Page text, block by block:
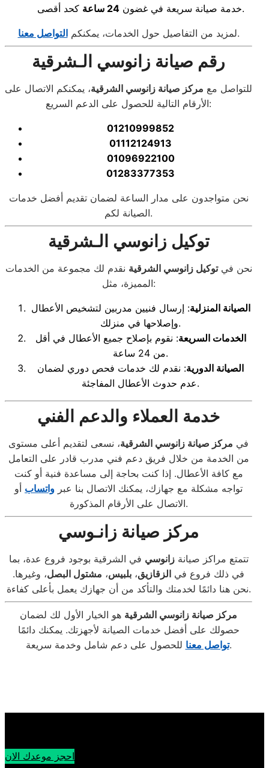
خدمة صيانة سريعة في غضون24 ساعة كحد أقصى.
لمزيد من التفاصيل حول الخدمات، يمكنكمالتواصل معنا .
رقم صيانة زانوسي الـشرقية
للتواصل مع مركز صيانة زانوسي الشرقية، يمكنكم الاتصال على
الأرقام التالية للحصول على الدعم السريع:
01210999852
01112124913
01096922100
01283377353
نحن متواجدون على مدار الساعة لضمان تقديم أفضل خدمات
الصيانة لكم.
توكيل زانوسي الـشرقية
نحن فيتوكيل زانوسي الشرقية نقدم لك مجموعة من الخدمات
المميزة، مثل:
الصيانة المنزلية: إرسال فنيين مدربين لتشخيص الأعطال
وإصلاحها في منزلك.
الخدمات السريعة: نقوم بإصلاح جميع الأعطال في أقل
من 24 ساعة.
الصيانة الدورية: نقدم لك خدمات فحص دوري لضمان
عدم حدوث الأعطال المفاجئة.
خدمة العملاء والدعم الفني
في مركز صيانة زانوسي الشرقية، نسعى لتقديم أعلى مستوى
من الخدمة من خلال فريق دعم فني مدرب قادر على التعامل
مع كافة الأعطال. إذا كنت بحاجة إلى مساعدة فنية أو كنت
تواجه مشكلة مع جهازك، يمكنك الاتصال بنا عبر واتساب أو
الاتصال على الأرقام المذكورة.
مركز صيانة زانـوسي
تتمتع مراكز صيانةزانوسي في الشرقية بوجود فروع عدة، بما
في ذلك فروع في الزقازيق، بلبيس، مشتول البصل، وغيرها.
نحن هنا دائمًا لخدمتك والتأكد من أن جهازك يعمل بأعلى كفاءة.
مركز صيانة زانوسي الشرقية هو الخيار الأول لك لضمان
حصولك على أفضل خدمات الصيانة لأجهزتك. يمكنك دائمًا
تواصل معناللحصول على دعم شامل وخدمة سريعة.
احجز موعدك الان